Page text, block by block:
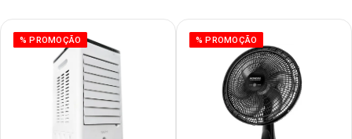
% PROMOÇÃO % PROMOÇÃO